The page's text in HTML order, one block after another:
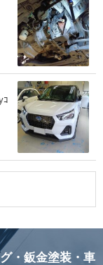
ｺ
・鈑金塗装・車